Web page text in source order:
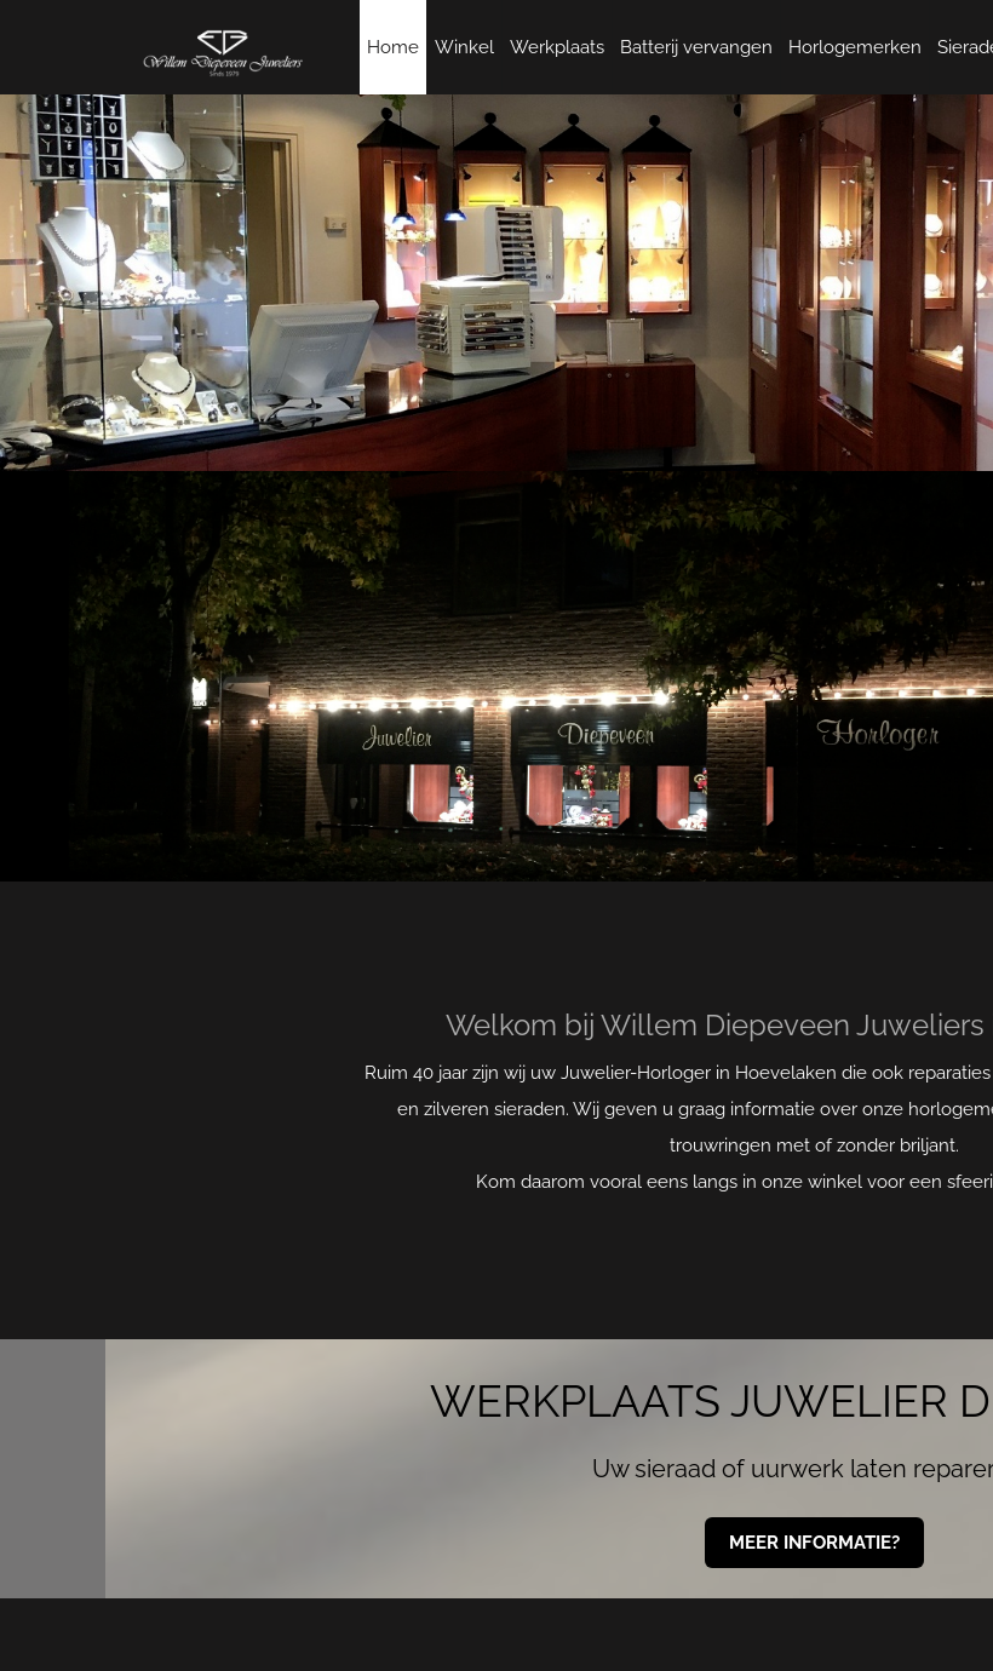
Home Winkel Werkplaats Batterij vervangen Horlogemerken
Welkom bij Willem Diepeveen Juweliers
Ruim 40 jaar zijn wij uw Juwelier-Horloger in Hoevelaken die ook
en zilveren sieraden. Wij geven u graag informatie over onze
trouwringen met of zonder briljant.
Kom daarom vooral eens langs in onze winkel voor een
WERKPLAATS JUWELIER
Uw sieraad of uurwerk laten
MEER INFORMATIE?